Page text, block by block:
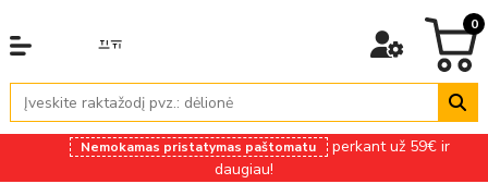
0
Nemokamas pristatymas paštomatu
perkant už 59€ ir
daugiau!